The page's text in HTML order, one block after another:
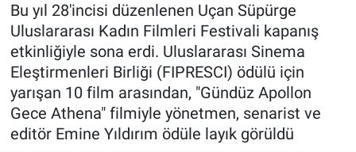
Bu yıl 28'incisi düzenlenen Uçan Süpürge
Uluslararası Kadın Filmleri Festivali kapanış
etkinliğiyle sona erdi. Uluslararası Sinema
Eleştirmenleri Birliği (FIPRESCI) ödülü için
yarışan 10 film arasından, "Gündüz Apollon
Gece Athena" filmiyle yönetmen, senarist ve
editör Emine Yıldırım ödüle layık görüldü
Dünya
Ege Saati
Ege'den Esintiler
Eğitim
Spor
Yayın Akışı
İletişim
Son Dakika Haberleri
Haber Arşivi